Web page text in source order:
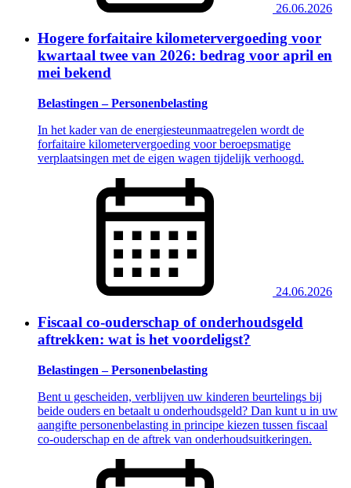
26.06.2026
Hogere forfaitaire kilometervergoeding voor
kwartaal twee van 2026: bedrag voor april en
mei bekend
Belastingen – Personenbelasting
In het kader van de energiesteunmaatregelen wordt de
forfaitaire kilometervergoeding voor beroepsmatige
verplaatsingen met de eigen wagen tijdelijk verhoogd.
24.06.2026
Fiscaal co-ouderschap of onderhoudsgeld
aftrekken: wat is het voordeligst?
Belastingen – Personenbelasting
Bent u gescheiden, verblijven uw kinderen beurtelings bij
beide ouders en betaalt u onderhoudsgeld? Dan kunt u in uw
aangifte personenbelasting in principe kiezen tussen fiscaal
co-ouderschap en de aftrek van onderhoudsuitkeringen.